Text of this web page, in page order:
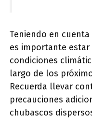
Teniendo en
es importante estar
condiciones
largo de los
Recuerda llevar
precauciones
chubascos